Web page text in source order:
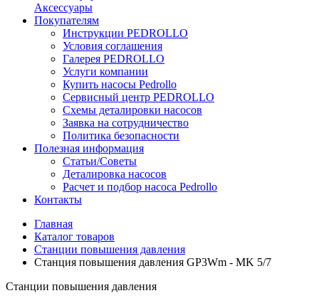
Аксессуары
Покупателям
Инструкции PEDROLLO
Условия соглашения
Галерея PEDROLLO
Услуги компании
Купить насосы Pedrollo
Сервисный центр PEDROLLO
Схемы деталировки насосов
Заявка на сотрудничество
Политика безопасности
Полезная информация
Статьи/Советы
Деталировка насосов
Расчет и подбор насоса Pedrollo
Контакты
Главная
Каталог товаров
Станции повышения давления
Станция повышения давления GP3Wm - MK 5/7
Станции повышения давления